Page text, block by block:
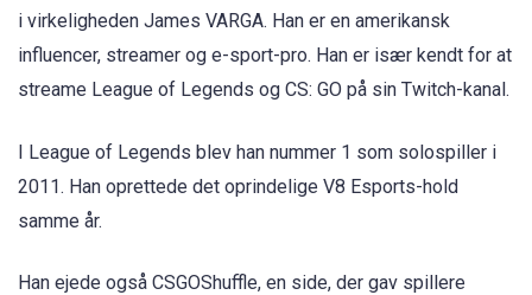
i virkeligheden James VARGA. Han er en amerikansk
influencer, streamer og e-sport-pro. Han er især kendt for at
streame League of Legends og CS: GO på sin Twitch-kanal.
I League of Legends blev han nummer 1 som solospiller i
2011. Han oprettede det oprindelige V8 Esports-hold
samme år.
Han ejede også CSGOShuffle, en side, der gav spillere